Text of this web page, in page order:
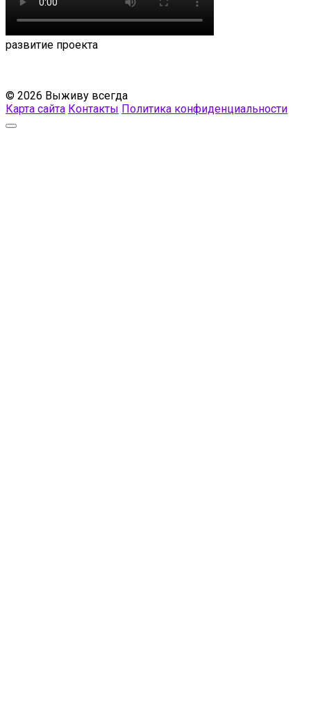
развитие проекта
© 2026 Выживу всегда
Карта сайта Контакты Политика конфиденциальности